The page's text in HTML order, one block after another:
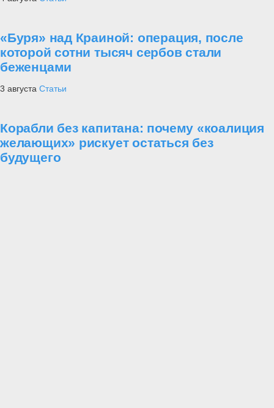
«Буря» над Краиной: операция, после
которой сотни тысяч сербов стали
беженцами
3 августа Статьи
Корабли без капитана: почему «коалиция
желающих» рискует остаться без
будущего